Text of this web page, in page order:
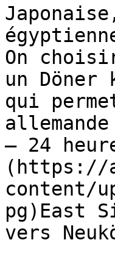
On
un
qui
– 24
(https://
content/
pg)East
vers